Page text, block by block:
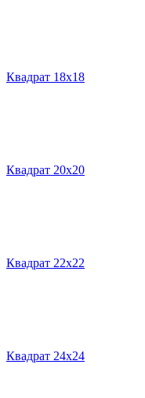
Квадрат 18х18
Квадрат 20х20
Квадрат 22х22
Квадрат 24х24